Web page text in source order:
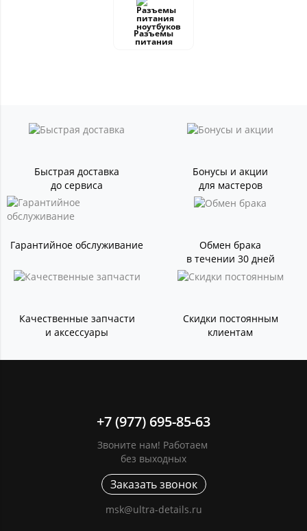
Разъемы
питания
Быстрая доставка
до сервиса
Бонусы и акции
для мастеров
Гарантийное обслуживание
Обмен брака
в течении 30 дней
Качественные запчасти
и аксессуары
Скидки постоянным
клиентам
+7 (977) 695-85-63
Звоните нам! Работаем
без выходных
Заказать звонок
msk@ultra-details.ru